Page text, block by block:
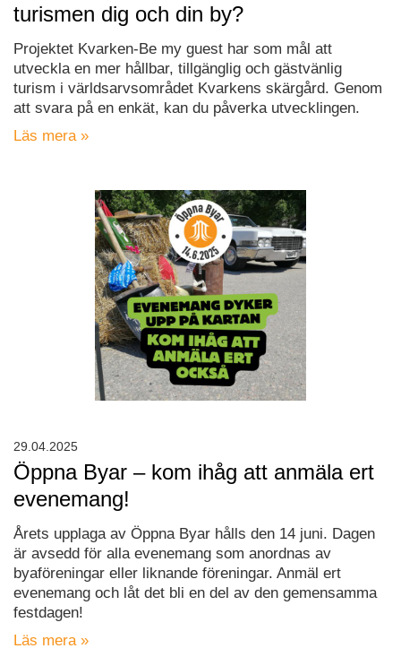
turismen dig och din by?
Projektet Kvarken-Be my guest har som mål att
utveckla en mer hållbar, tillgänglig och gästvänlig
turism i världsarvsområdet Kvarkens skärgård. Genom
att svara på en enkät, kan du påverka utvecklingen.
Läs mera »
Öppna Byar – kom ihåg att anmäla ert
evenemang!
Årets upplaga av Öppna Byar hålls den 14 juni. Dagen
är avsedd för alla evenemang som anordnas av
byaföreningar eller liknande föreningar. Anmäl ert
evenemang och låt det bli en del av den gemensamma
festdagen!
Läs mera »
29.04.2025